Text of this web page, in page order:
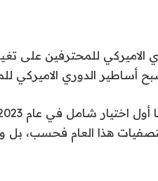
الاميركي للمحترفين على
أساطير الدوري الاميركي
هذا العام فحسب، بل